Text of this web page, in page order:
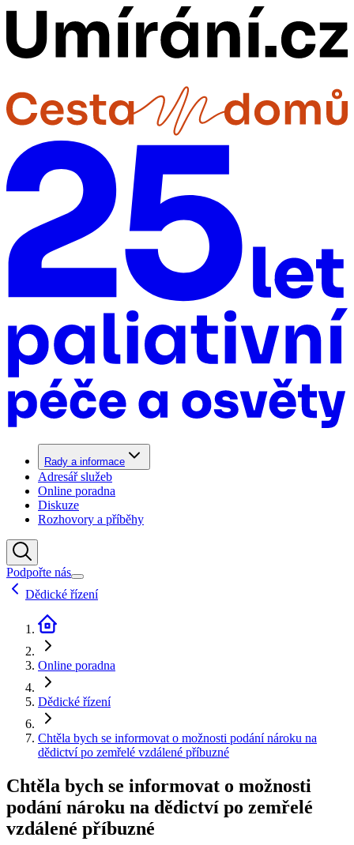
Rady a informace
Adresář služeb
Online poradna
Diskuze
Rozhovory a příběhy
Podpořte nás
Dědické řízení
Online poradna
Dědické řízení
Chtěla bych se informovat o možnosti podání nároku na
dědictví po zemřelé vzdálené příbuzné
Chtěla bych se informovat o možnosti
podání nároku na dědictví po zemřelé
vzdálené příbuzné